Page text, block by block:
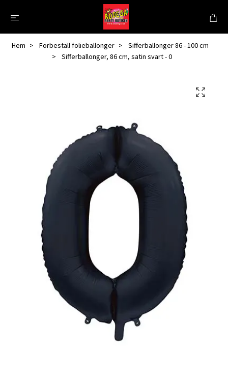
Hem Förbeställ folieballonger
Sifferballonger 86 - 100 cm
Sifferballonger, 86 cm, satin svart - 0